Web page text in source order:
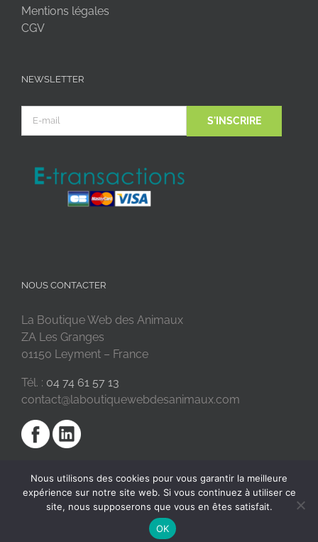
Mentions légales
CGV
NEWSLETTER
NOUS CONTACTER
La Boutique Web des Animaux
ZA Les Granges
01150 Leyment – France
Tél. : 04 74 61 57 13
contact@laboutiquewebdesanimaux.com
2018 © La Boutique Web des Animaux | Réalisé par
Nous utilisons des cookies pour vous garantir la meilleure
expérience sur notre site web. Si vous continuez à utiliser ce
site, nous supposerons que vous en êtes satisfait.
OK